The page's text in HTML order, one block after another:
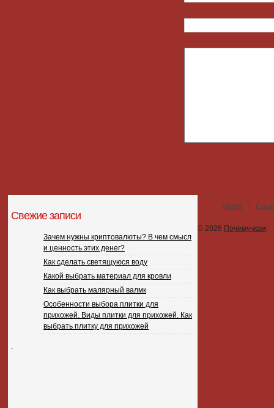
Свежие записи
Зачем нужны криптовалюты? В чем смысл
и ценность этих денег?
Как сделать светящуюся воду
Какой выбрать материал для кровли
Как выбрать малярный валмк
Особенности выбора плитки для
прихожей. Виды плитки для прихожей. Как
выбрать плитку для прихожей
.
Home
© 2026 Почемучкам.